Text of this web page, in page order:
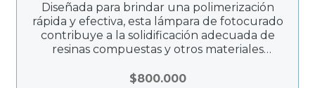
Diseñada para brindar una polimerización
rápida y efectiva, esta lámpara de fotocurado
contribuye a la solidificación adecuada de
resinas compuestas y otros materiales
herramienta clave en procedimientos
$800.000